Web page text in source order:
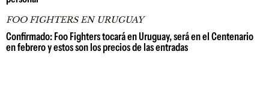
FOO FIGHTERS EN URUGUAY
Confirmado: Foo Fighters tocará en Uruguay, será en el Centenario
en febrero y estos son los precios de las entradas